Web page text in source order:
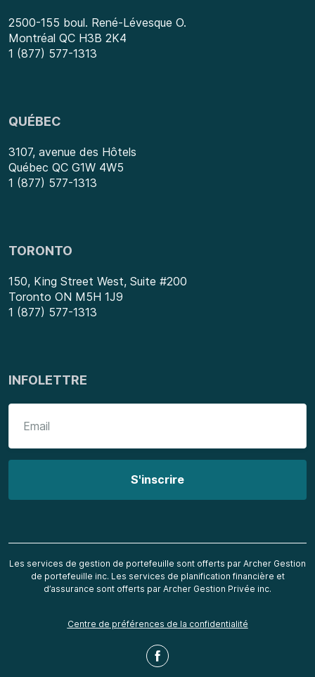
2500-155 boul. René-Lévesque O.
Montréal QC H3B 2K4
1 (877) 577-1313
QUÉBEC
3107, avenue des Hôtels
Québec QC G1W 4W5
1 (877) 577-1313
TORONTO
150, King Street West, Suite #200
Toronto ON M5H 1J9
1 (877) 577-1313
INFOLETTRE
Les services de gestion de portefeuille sont offerts par Archer Gestion
de portefeuille inc. Les services de planification financière et
d’assurance sont offerts par Archer Gestion Privée inc.
Centre de préférences de la confidentialité